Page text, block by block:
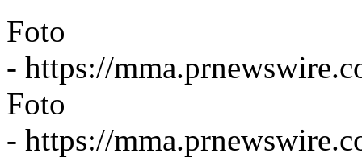
Foto
- https://
Foto
- https://